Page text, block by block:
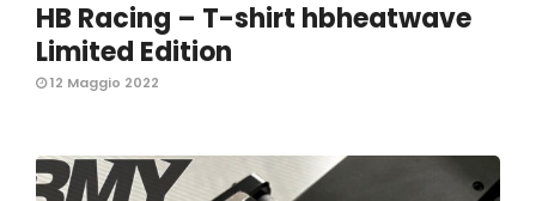
HB Racing – T-shirt hbheatwave
Limited Edition
12 Maggio 2022